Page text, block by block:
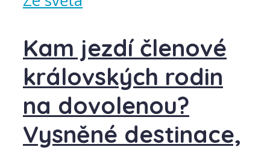
Kam jezdí členové
královských rodin
na dovolenou?
Vysněné destinace,